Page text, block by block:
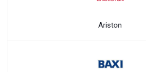
Ariston